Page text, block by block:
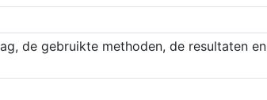
de gebruikte methoden, de resultaten en